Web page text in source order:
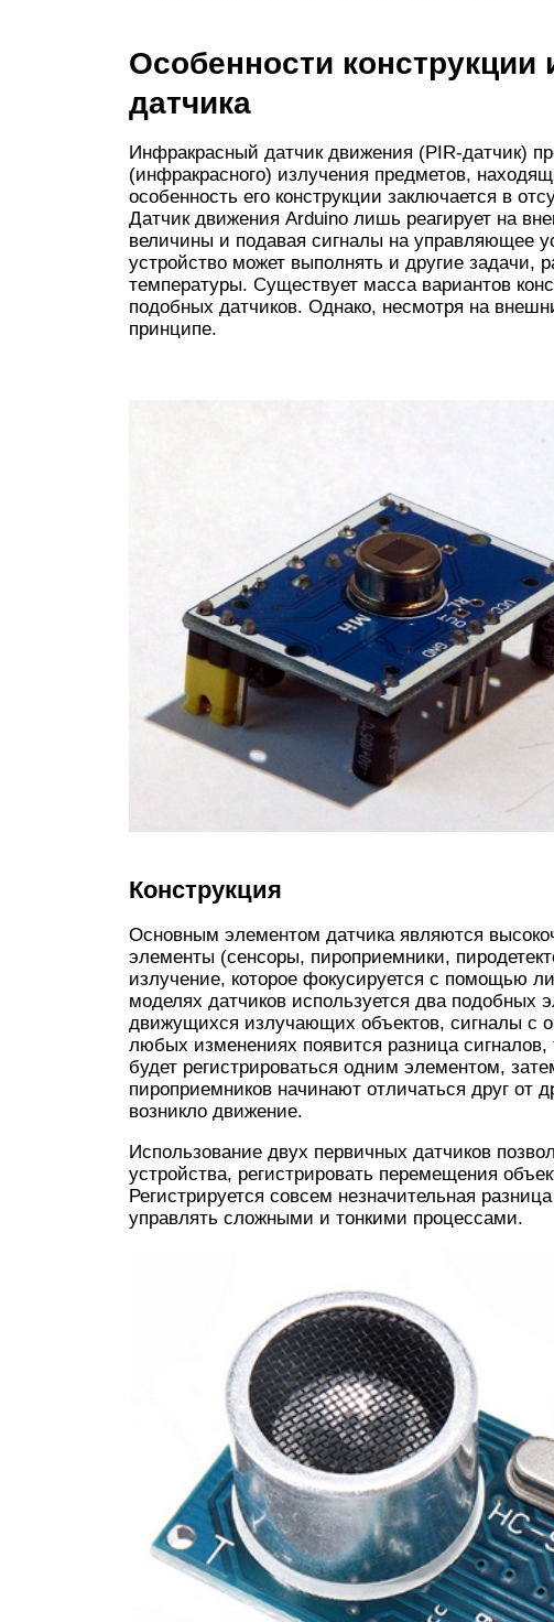
Особенности конструкции
датчика
Инфракрасный датчик движения (PIR-датчик)
(инфракрасного) излучения предметов,
особенность его конструкции заключается в
Датчик движения Arduino лишь реагирует на
величины и подавая сигналы на управляющее
устройство может выполнять и другие задачи,
температуры. Существует масса вариантов
подобных датчиков. Однако, несмотря на
принципе.
Конструкция
Основным элементом датчика являются
элементы (сенсоры, пироприемники,
излучение, которое фокусируется с помощью
моделях датчиков используется два
движущихся излучающих объектов, сигналы с
любых изменениях появится разница
будет регистрироваться одним элементом,
пироприемников начинают отличаться друг от
возникло движение.
Использование двух первичных датчиков
устройства, регистрировать перемещения
Регистрируется совсем незначительная
управлять сложными и тонкими процессами.